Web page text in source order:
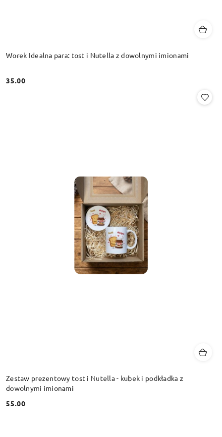
Worek Idealna para: tost i Nutella z dowolnymi imionami
Cena:
35.00
Zestaw prezentowy tost i Nutella - kubek i podkładka z
dowolnymi imionami
Cena:
55.00